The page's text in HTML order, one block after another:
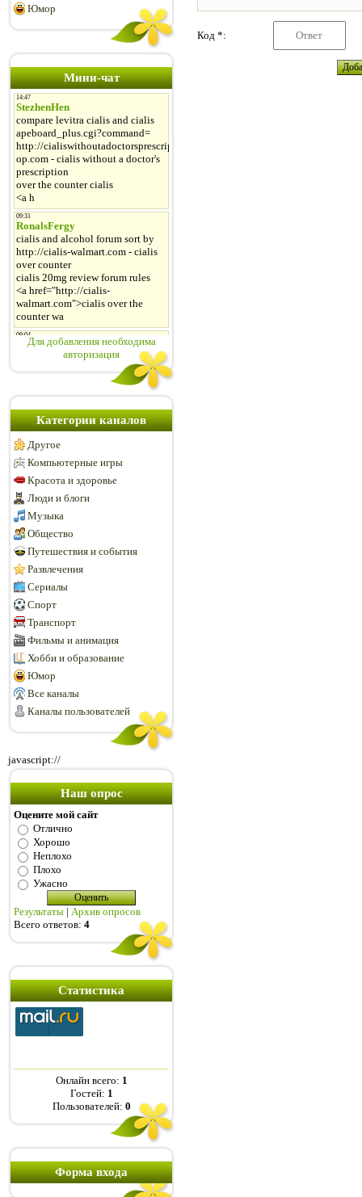
Юмор
Мини-чат
Для добавления необходима
авторизация
Категории каналов
Другое
Компьютерные игры
Красота и здоровье
Люди и блоги
Музыка
Общество
Путешествия и события
Развлечения
Сериалы
Спорт
Транспорт
Фильмы и анимация
Хобби и образование
Юмор
Все каналы
Каналы пользователей
javascript://
Наш опрос
Оцените мой сайт
Отлично
Хорошо
Неплохо
Плохо
Ужасно
Результаты | Архив опросов
Всего ответов: 4
Статистика
Онлайн всего: 1
Гостей: 1
Пользователей: 0
Форма входа
Код *: